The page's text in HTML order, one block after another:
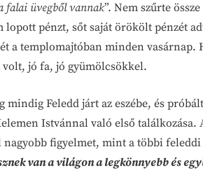
falai üvegből vannak”. Nem szűrte
pénzt, sőt saját örökölt pénzét
a templomajtóban minden vasárnap.
jó fa, jó gyümölcsökkel.
Feledd járt az eszébe, és
Istvánnal való első találkozása.
figyelmet, mint a többi
van a világon a legkönnyebb és